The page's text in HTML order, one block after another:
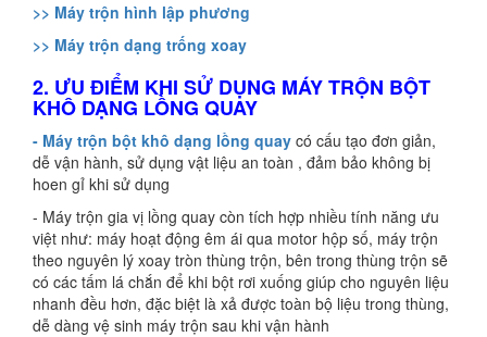
>> Máy trộn hình lập phương
>> Máy trộn dạng trống xoay
2. ƯU ĐIỂM KHI SỬ DỤNG MÁY TRỘN BỘT
KHÔ DẠNG LỒNG QUAY
- Máy trộn bột khô dạng lồng quay có cấu tạo đơn giản,
dễ vận hành, sử dụng vật liệu an toàn , đảm bảo không bị
hoen gỉ khi sử dụng
- Máy trộn gia vị lồng quay còn tích hợp nhiều tính năng ưu
việt như: máy hoạt động êm ái qua motor hộp số, máy trộn
theo nguyên lý xoay tròn thùng trộn, bên trong thùng trộn sẽ
có các tấm lá chắn để khi bột rơi xuống giúp cho nguyên liệu
nhanh đều hơn, đặc biệt là xả được toàn bộ liệu trong thùng,
dễ dàng vệ sinh máy trộn sau khi vận hành